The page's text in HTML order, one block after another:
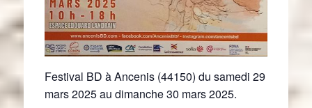
Festival BD à Ancenis (44150) du samedi 29
mars 2025 au dimanche 30 mars 2025.